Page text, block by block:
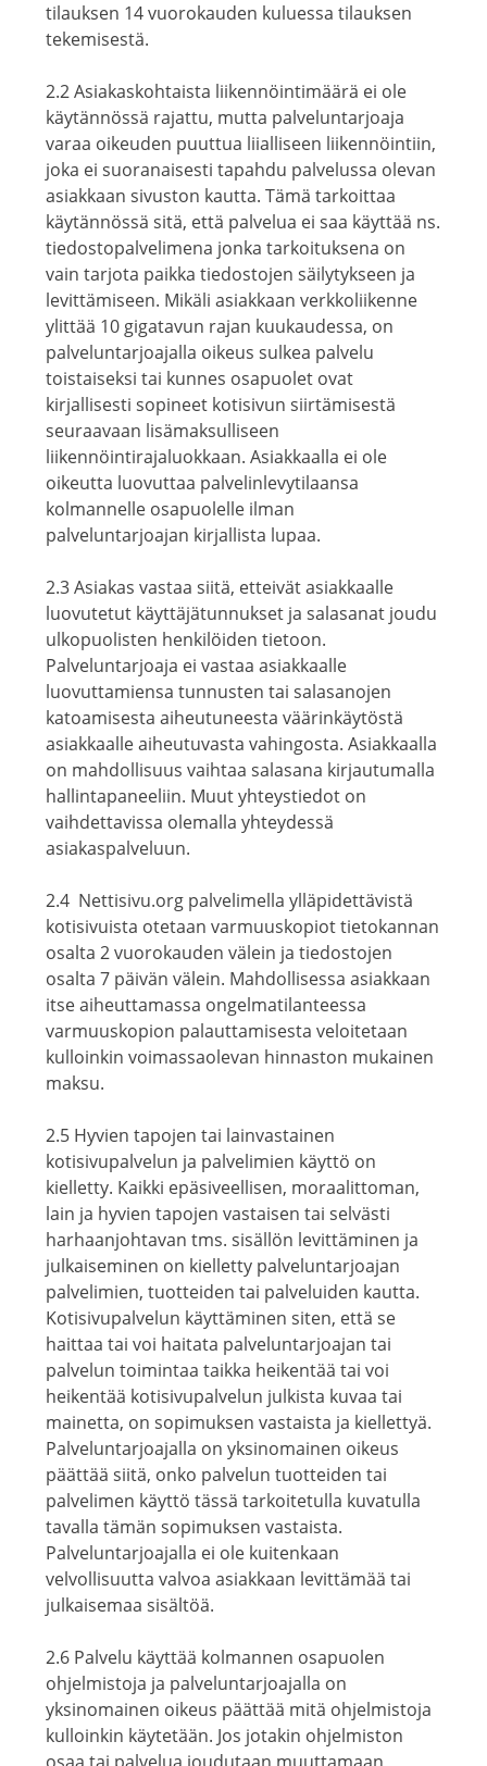
tilauksen 14 vuorokauden kuluessa tilauksen
tekemisestä.
2.2 Asiakaskohtaista liikennöintimäärä ei ole
käytännössä rajattu, mutta palveluntarjoaja
varaa oikeuden puuttua liialliseen liikennöintiin,
joka ei suoranaisesti tapahdu palvelussa olevan
asiakkaan sivuston kautta. Tämä tarkoittaa
käytännössä sitä, että palvelua ei saa käyttää ns.
tiedostopalvelimena jonka tarkoituksena on
vain tarjota paikka tiedostojen säilytykseen ja
levittämiseen. Mikäli asiakkaan verkkoliikenne
ylittää 10 gigatavun rajan kuukaudessa, on
palveluntarjoajalla oikeus sulkea palvelu
toistaiseksi tai kunnes osapuolet ovat
kirjallisesti sopineet kotisivun siirtämisestä
seuraavaan lisämaksulliseen
liikennöintirajaluokkaan. Asiakkaalla ei ole
oikeutta luovuttaa palvelinlevytilaansa
kolmannelle osapuolelle ilman
palveluntarjoajan kirjallista lupaa.
2.3 Asiakas vastaa siitä, etteivät asiakkaalle
luovutetut käyttäjätunnukset ja salasanat joudu
ulkopuolisten henkilöiden tietoon.
Palveluntarjoaja ei vastaa asiakkaalle
luovuttamiensa tunnusten tai salasanojen
katoamisesta aiheutuneesta väärinkäytöstä
asiakkaalle aiheutuvasta vahingosta. Asiakkaalla
on mahdollisuus vaihtaa salasana kirjautumalla
hallintapaneeliin. Muut yhteystiedot on
vaihdettavissa olemalla yhteydessä
asiakaspalveluun.
2.4 Nettisivu.org palvelimella ylläpidettävistä
kotisivuista otetaan varmuuskopiot tietokannan
osalta 2 vuorokauden välein ja tiedostojen
osalta 7 päivän välein. Mahdollisessa asiakkaan
itse aiheuttamassa ongelmatilanteessa
varmuuskopion palauttamisesta veloitetaan
kulloinkin voimassaolevan hinnaston mukainen
maksu.
2.5 Hyvien tapojen tai lainvastainen
kotisivupalvelun ja palvelimien käyttö on
kielletty. Kaikki epäsiveellisen, moraalittoman,
lain ja hyvien tapojen vastaisen tai selvästi
harhaanjohtavan tms. sisällön levittäminen ja
julkaiseminen on kielletty palveluntarjoajan
palvelimien, tuotteiden tai palveluiden kautta.
Kotisivupalvelun käyttäminen siten, että se
haittaa tai voi haitata palveluntarjoajan tai
palvelun toimintaa taikka heikentää tai voi
heikentää kotisivupalvelun julkista kuvaa tai
mainetta, on sopimuksen vastaista ja kiellettyä.
Palveluntarjoajalla on yksinomainen oikeus
päättää siitä, onko palvelun tuotteiden tai
palvelimen käyttö tässä tarkoitetulla kuvatulla
tavalla tämän sopimuksen vastaista.
Palveluntarjoajalla ei ole kuitenkaan
velvollisuutta valvoa asiakkaan levittämää tai
julkaisemaa sisältöä.
2.6 Palvelu käyttää kolmannen osapuolen
ohjelmistoja ja palveluntarjoajalla on
yksinomainen oikeus päättää mitä ohjelmistoja
kulloinkin käytetään. Jos jotakin ohjelmiston